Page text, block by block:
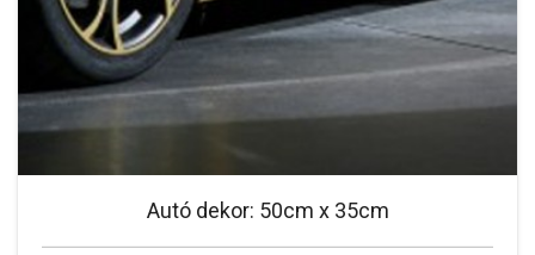
Autó dekor: 50cm x 35cm